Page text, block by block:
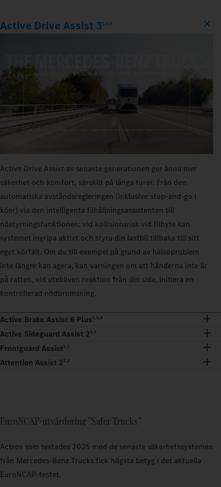
Active Drive Assist 32,5,6
Active Drive Assist av senaste generationen ger ännu mer
säkerhet och komfort, särskilt på långa turer. Från den
automatiska avståndsregleringen (inklusive stop-and-go i
köer) via den intelligenta filhållningsassistenten till
nöstyrningsfunktionen: vid kollisionsrisk vid filbyte kan
systemet ingripa aktivt och styra din lastbil tillbaka till sitt
eget körfält. Om du till exempel på grund av hälsoproblem
inte längre kan agera, kan varningen om att händerna inte är
på ratten, vid utebliven reaktion från din sida, initiera en
kontrollerad nödbromsning.
Active Brake Assist 6 Plus2,3,4
Active Sideguard Assist 22,3
Frontguard Assist2,3
Attention Assist 22,3
EuroNCAP-utvärdering ”Safer Trucks”
Actros som testades 2025 med de senaste säkerhetssystemen
från Mercedes-Benz Trucks fick högsta betyg i det aktuella
EuroNCAP-testet.